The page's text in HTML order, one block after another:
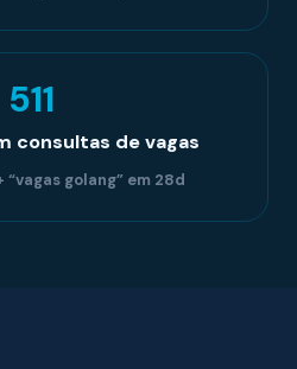
511
consultas de vagas
“vagas golang” em 28d